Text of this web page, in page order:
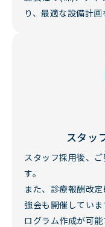
り、最適な設備計画
スタッ
スタッフ採用後、
す。
また、診療報酬改
強会も開催してい
ログラム作成が可能